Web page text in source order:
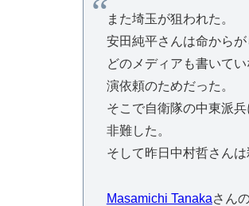
また埼玉が狙われた。
安田純平さんは命から
どのメディアも書いて
演依頼のためだった。
そこで自衛隊の中東派
非難した。
そして昨日中村哲さんは
Masamichi Tanakaさん